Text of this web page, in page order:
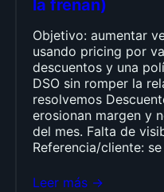
la frenan)
Objetivo: aumentar
usando pricing por
descuentos y una
DSO sin romper la
resolvemos
erosionan margen y
del mes. Falta de
Referencia/cliente:
Leer más →